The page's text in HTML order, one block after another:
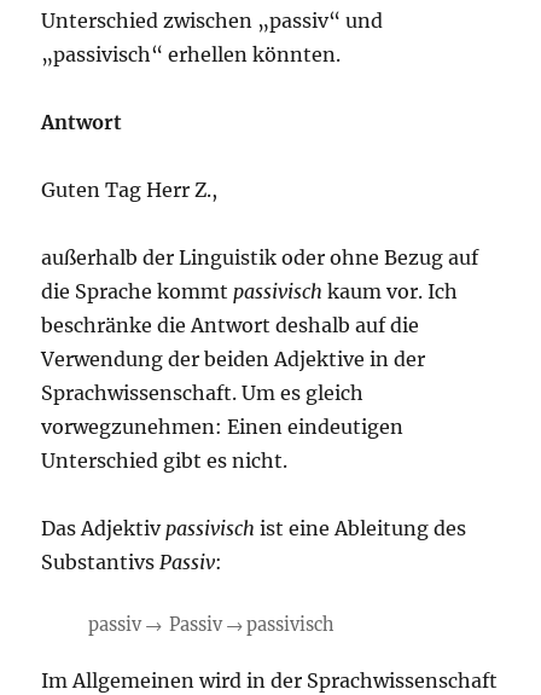
Unterschied zwischen „passiv“ und
„passivisch“ erhellen könnten.
Antwort
Guten Tag Herr Z.,
außerhalb der Linguistik oder ohne Bezug auf
die Sprache kommtpassivisch kaum vor. Ich
beschränke die Antwort deshalb auf die
Verwendung der beiden Adjektive in der
Sprachwissenschaft. Um es gleich
vorwegzunehmen: Einen eindeutigen
Unterschied gibt es nicht.
Das Adjektivpassivisch ist eine Ableitung des
SubstantivsPassiv:
passiv → Passiv → passivisch
Im Allgemeinen wird in der Sprachwissenschaft